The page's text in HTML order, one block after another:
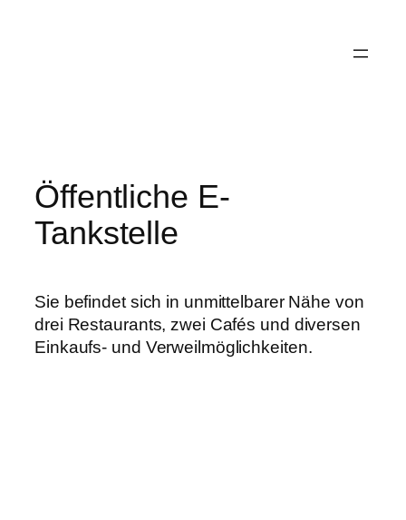
Öffentliche E-
Tankstelle
Sie befindet sich in unmittelbarer Nähe von
drei Restaurants, zwei Cafés und diversen
Einkaufs- und Verweilmöglichkeiten.